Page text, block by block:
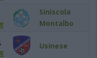
Siniscola
Montalbo
Usinese